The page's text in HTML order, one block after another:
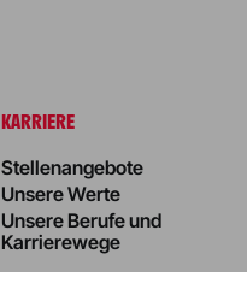
KARRIERE
Stellenangebote
Unsere Werte
Unsere Berufe und
Karrierewege